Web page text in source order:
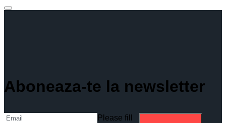
Aboneaza-te la newsletter
Please fill